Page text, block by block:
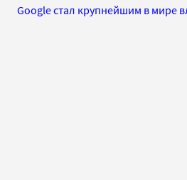
Google стал крупнейшим в мире